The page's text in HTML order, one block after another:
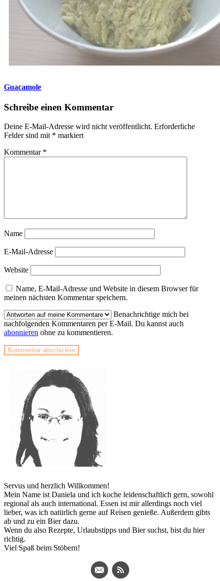
Guacamole
Schreibe einen Kommentar
Deine E-Mail-Adresse wird nicht veröffentlicht. Erforderliche
Felder sind mit * markiert
Kommentar *
Name
E-Mail-Adresse
Website
Name, E-Mail-Adresse und Website in diesem Browser für
meinen nächsten Kommentar speichern.
Benachrichtige mich bei
nachfolgenden Kommentaren per E-Mail. Du kannst auch
abonnieren ohne zu kommentieren.
Servus und herzlich Willkommen!
Mein Name ist Daniela und ich koche leidenschaftlich gern, sowohl
regional als auch international. Essen ist mir allerdings noch viel
lieber, was ich natürlich gerne auf Reisen genieße. Außerdem gibts
ab und zu ein Bier dazu.
Wenn du also Rezepte, Urlaubstipps und Bier suchst, bist du hier
richtig.
Viel Spaß beim Stöbern!